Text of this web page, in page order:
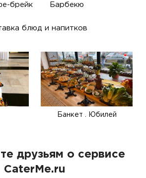
брейк Барбекю
блюд и напитков
Банкет . Юбилей
друзьям о сервисе
CaterMe.ru